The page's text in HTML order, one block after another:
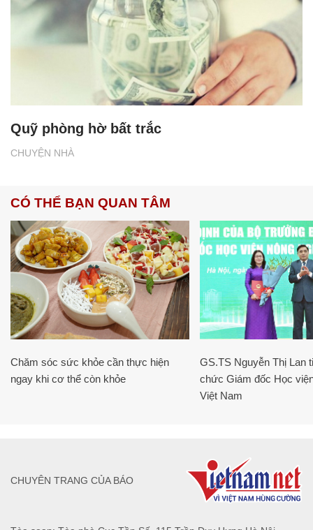
CHUYỆN NHÀ
Quỹ phòng hờ bất trắc
CÓ THỂ BẠN QUAN TÂM
Chăm sóc sức khỏe cần thực hiện
ngay khi cơ thể còn khỏe
GS.TS Nguyễn Thị Lan
chức Giám đốc Học
Việt Nam
CHUYÊN TRANG CỦA BÁO